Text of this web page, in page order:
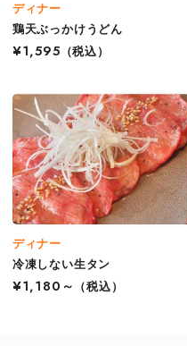
ディナー
鶏天ぶっかけうどん
¥1,595 （税込）
ディナー
冷凍しない生タン
¥1,180～
（税込）